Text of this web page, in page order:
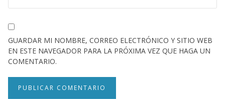
GUARDAR MI NOMBRE, CORREO ELECTRÓNICO Y SITIO WEB
EN ESTE NAVEGADOR PARA LA PRÓXIMA VEZ QUE HAGA UN
COMENTARIO.